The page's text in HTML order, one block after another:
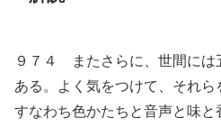
９７４ またさらに、世間には
ある。よく気をつけて、それら
すなわち色かたちと音声と味